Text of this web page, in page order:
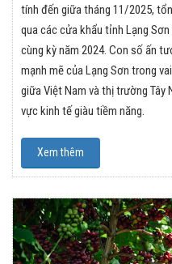
tính đến giữa tháng 11/2025,
qua các cửa khẩu tỉnh Lạng
cùng kỳ năm 2024. Con số ấn
mạnh mẽ của Lạng Sơn trong
giữa Việt Nam và thị trường Tây
vực kinh tế giàu tiềm năng.
Xem thêm